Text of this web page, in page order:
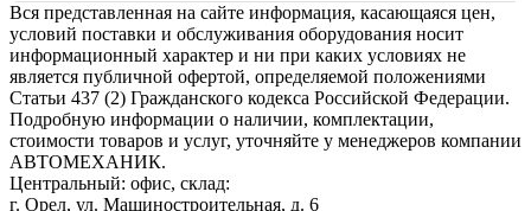
Вся представленная на сайте информация, касающаяся цен,
условий поставки и обслуживания оборудования носит
информационный характер и ни при каких условиях не
является публичной офертой, определяемой положениями
Статьи 437 (2) Гражданского кодекса Российской Федерации.
Подробную информации о наличии, комплектации,
стоимости товаров и услуг, уточняйте у менеджеров компании
АВТОМЕХАНИК.
​Центральный: офис, склад:
г. Орел, ул. Машиностроительная, д. 6